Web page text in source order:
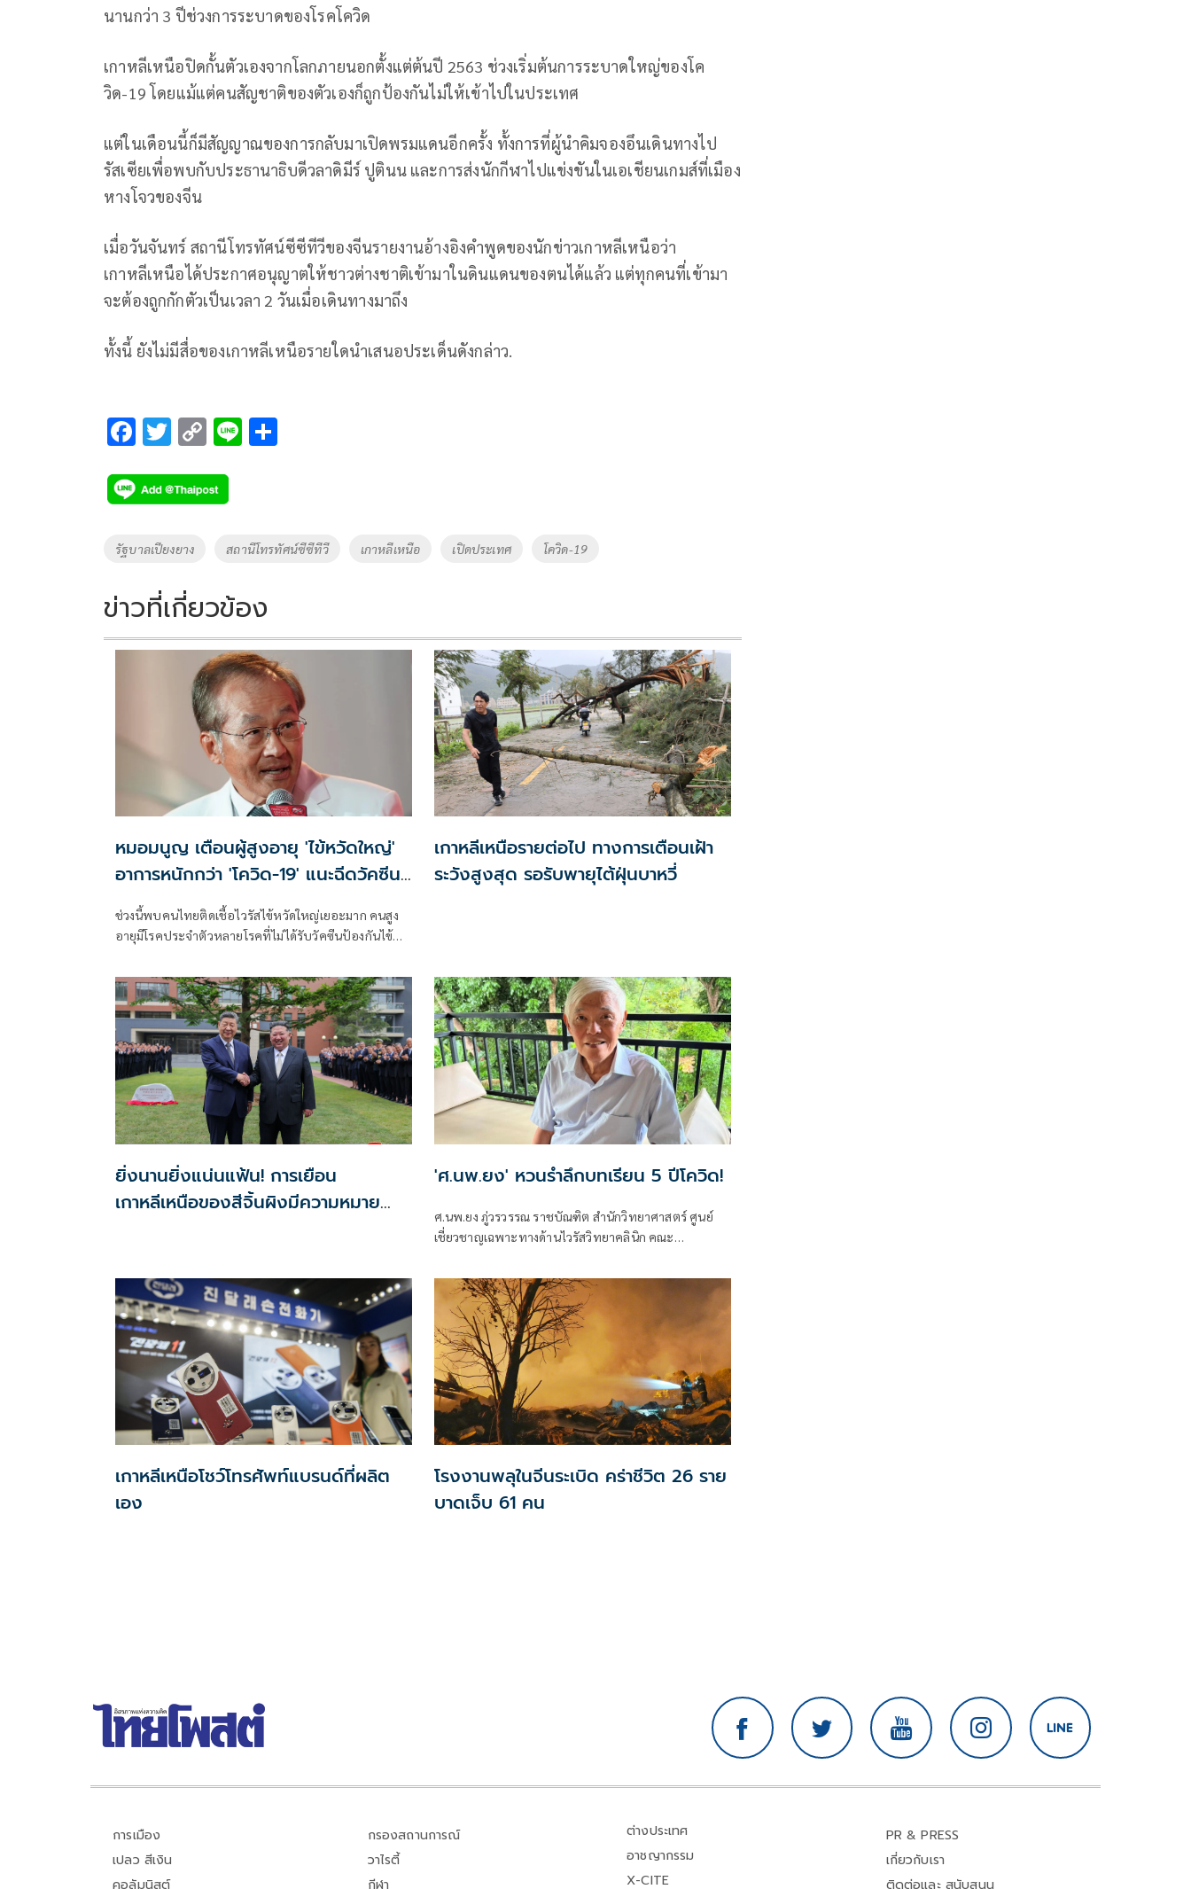
นานกว่า 3 ปีช่วงการระบาดของโรคโควิด
เกาหลีเหนือปิดกั้นตัวเองจากโลกภายนอกตั้งแต่ต้นปี 2563 ช่วงเริ่มต้นการระบาดใหญ่ของโค
วิด-19 โดยแม้แต่คนสัญชาติของตัวเองก็ถูกป้องกันไม่ให้เข้าไปในประเทศ
แต่ในเดือนนี้ก็มีสัญญาณของการกลับมาเปิดพรมแดนอีกครั้ง ทั้งการที่ผู้นำคิมจองอึนเดินทางไป
รัสเซียเพื่อพบกับประธานาธิบดีวลาดิมีร์ ปูตินน และการส่งนักกีฬาไปแข่งขันในเอเชียนเกมส์ที่เมือง
หางโจวของจีน
เมื่อวันจันทร์ สถานีโทรทัศน์ซีซีทีวีของจีนรายงานอ้างอิงคำพูดของนักข่าวเกาหลีเหนือว่า
เกาหลีเหนือได้ประกาศอนุญาตให้ชาวต่างชาติเข้ามาในดินแดนของตนได้แล้ว แต่ทุกคนที่เข้ามา
จะต้องถูกกักตัวเป็นเวลา 2 วันเมื่อเดินทางมาถึง
ทั้งนี้ ยังไม่มีสื่อของเกาหลีเหนือรายใดนำเสนอประเด็นดังกล่าว.
F
e
b
o
k
T
tt
er
C
p
y
Li
k
Li
Tags
รัฐบาลเปียงยาง สถานีโทรทัศน์ซีซีทีวี เกาหลีเหนือ เปิดประเทศ โควิด-19
ข่าวที่เกี่ยวข้อง
หมอมนูญ เตือนผู้สูงอายุ 'ไข้หวัดใหญ่'
อาการหนักกว่า 'โควิด-19' แนะฉีดวัคซีนปี
ละเข็ม ลดรุนแรง
ช่วงนี้พบคนไทยติดเชื้อไวรัสไข้หวัดใหญ่เยอะมาก คนสูง
อายุมีโรคประจำตัวหลายโรคที่ไม่ได้รับวัคซีนป้องกันไข้
เกาหลีเหนือรายต่อไป ทางการเตือนเฝ้า
ระวังสูงสุด รอรับพายุไต้ฝุ่นบาหวี่
ยิ่งนานยิ่งแน่นแฟ้น! การเยือน
เกาหลีเหนือของสีจิ้นผิงมีความหมาย
'ศ.นพ.ยง' หวนรำลึกบทเรียน 5 ปีโควิด!
ศ.นพ.ยง ภู่วรวรรณ ราชบัณฑิต สำนักวิทยาศาสตร์ ศูนย์
เชี่ยวชาญเฉพาะทางด้านไวรัสวิทยาคลินิก คณะ
เกาหลีเหนือโชว์โทรศัพท์แบรนด์ที่ผลิต
เอง
โรงงานพลุในจีนระเบิด คร่าชีวิต 26 ราย
บาดเจ็บ 61 คน
การเมือง
เปลว สีเงิน
คอลัมนิสต์
กรองสถานการณ์
วาไรตี้
กีฬา
ต่างประเทศ
อาชญากรรม
X-CITE
PR & PRESS
เกี่ยวกับเรา
ติดต่อและ สนับสนุน